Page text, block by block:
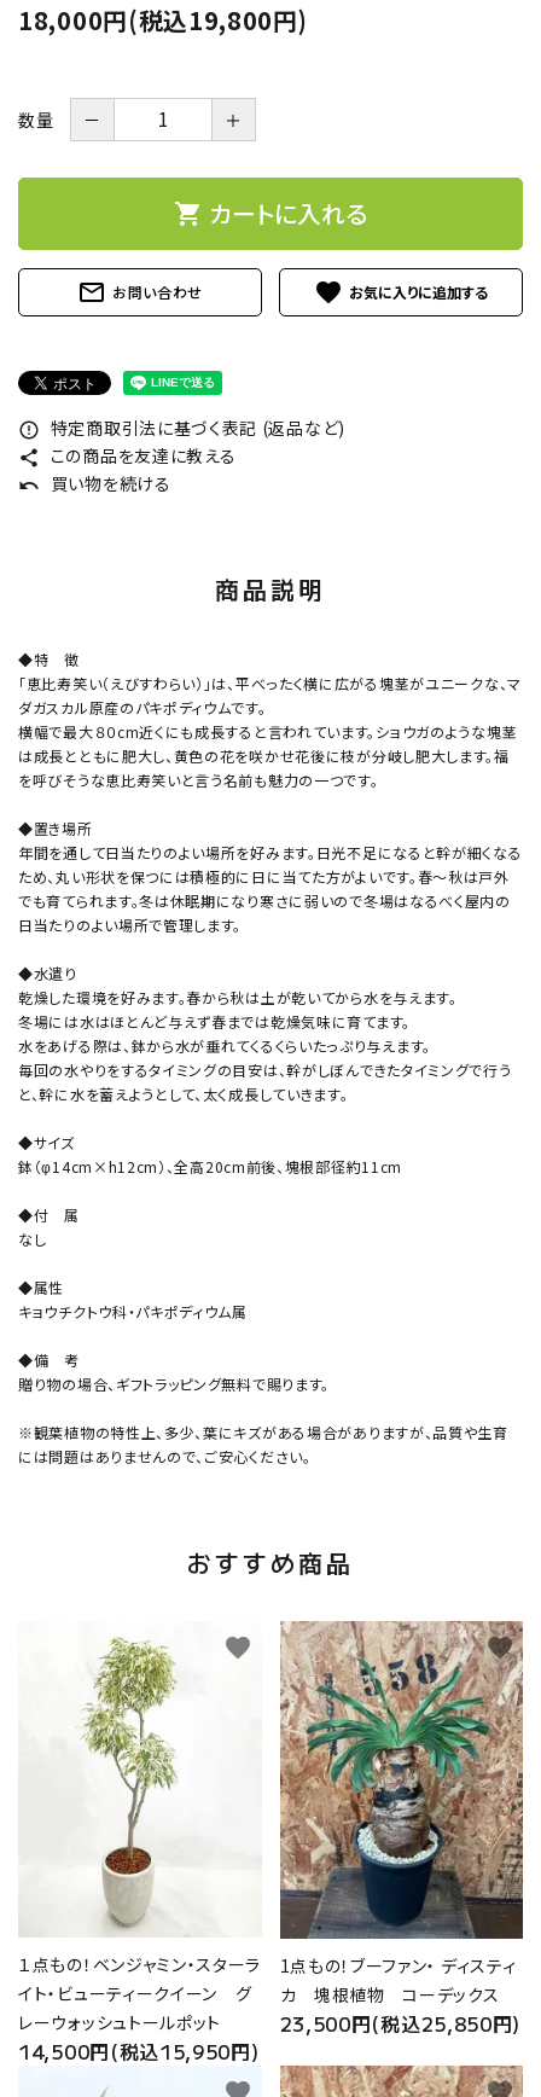
18,000円(税込19,800円)
数量 － ＋
shopping_cart カートに入れる
mail_outline お問い合わせ favorite
error_outline 特定商取引法に基づく表記 (返品など)
share この商品を友達に教える
undo 買い物を続ける
商品説明
◆特 徴
「恵比寿笑い（えびすわらい）」は、平べったく横に広がる塊茎がユニークな、マ
ダガスカル原産のパキポディウムです。
横幅で最大８０cm近くにも成長すると言われています。ショウガのような塊茎
は成長とともに肥大し、黄色の花を咲かせ花後に枝が分岐し肥大します。福
を呼びそうな恵比寿笑いと言う名前も魅力の一つです。
◆置き場所
年間を通して日当たりのよい場所を好みます。日光不足になると幹が細くなる
ため、丸い形状を保つには積極的に日に当てた方がよいです。春～秋は戸外
でも育てられます。冬は休眠期になり寒さに弱いので冬場はなるべく屋内の
日当たりのよい場所で管理します。
◆水遣り
乾燥した環境を好みます。春から秋は土が乾いてから水を与えます。
冬場には水はほとんど与えず春までは乾燥気味に育てます。
水をあげる際は、鉢から水が垂れてくるくらいたっぷり与えます。
毎回の水やりをするタイミングの目安は、幹がしぼんできたタイミングで行う
と、幹に水を蓄えようとして、太く成長していきます。
◆サイズ
鉢（φ14cm×h12cm）、全高20cm前後、塊根部径約11cm
◆付 属
なし
◆属性
キョウチクトウ科・パキポディウム属
◆備 考
贈り物の場合、ギフトラッピング無料で賜ります。
※観葉植物の特性上、多少、葉にキズがある場合がありますが、品質や生育
には問題はありませんので、ご安心ください。
おすすめ商品
１点もの！ベンジャミン・スターラ
イト・ビューティークイーン グ
レーウォッシュトールポット
14,500円(税込15,950円)
favorite
1点もの！ブーファン・ ディスティ
カ 塊根植物 コーデックス
23,500円(税込25,850円)
favorite